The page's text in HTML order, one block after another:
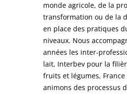
monde agricole, de la
transformation ou de la
en place des pratiques
niveaux. Nous
années les inter-
lait, Interbev pour la
fruits et légumes,
animons des processus